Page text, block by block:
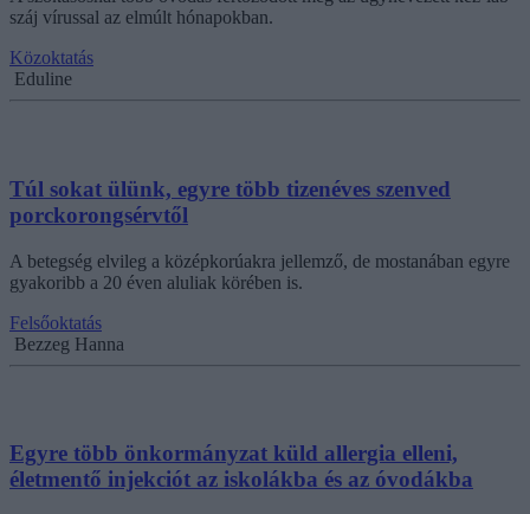
száj vírussal az elmúlt hónapokban.
Közoktatás
Eduline
Túl sokat ülünk, egyre több tizenéves szenved
porckorongsérvtől
A betegség elvileg a középkorúakra jellemző, de mostanában egyre
gyakoribb a 20 éven aluliak körében is.
Felsőoktatás
Bezzeg Hanna
Egyre több önkormányzat küld allergia elleni,
életmentő injekciót az iskolákba és az óvodákba